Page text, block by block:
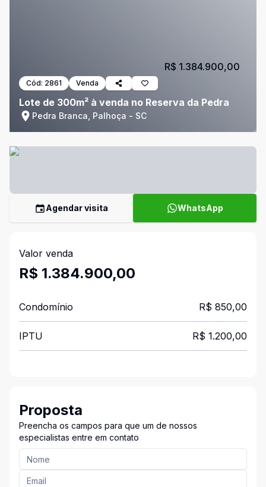
Cód: 2861 Venda
Lote de 300m² à venda no Reserva da Pedra
Pedra Branca, Palhoça - SC
R$ 1.384.900,00
Agendar visita WhatsApp
Valor venda
R$ 1.384.900,00
Condomínio R$ 850,00
IPTU R$ 1.200,00
Proposta
Preencha os campos para que um de nossos
especialistas entre em contato